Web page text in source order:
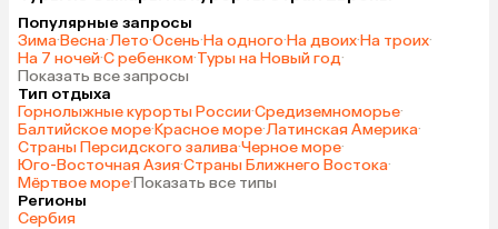
Популярные запросы
Зима·Весна·Лето·Осень·На одного·На двоих·На троих·
На 7 ночей·С ребенком·Туры на Новый год·
Показать все запросы
Тип отдыха
Горнолыжные курорты России·Средиземноморье·
Балтийское море·Красное море·Латинская Америка·
Страны Персидского залива·Черное море·
Юго-Восточная Азия·Страны Ближнего Востока·
Мёртвое море·Показать все типы
Регионы
Сербия